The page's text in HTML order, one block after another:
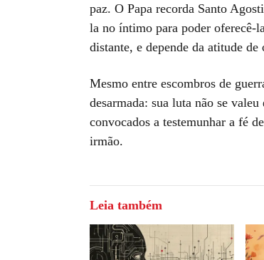
paz. O Papa recorda Santo
la no íntimo para poder oferecê-
distante, e depende da atitude de
Mesmo entre escombros de
desarmada: sua luta não se
convocados a testemunhar a fé
irmão.
Leia também